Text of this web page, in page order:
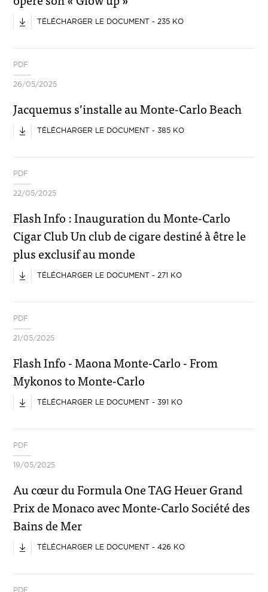
TÉLÉCHARGER LE DOCUMENT - 235 KO
PDF
26/05/2025
Jacquemus s’installe au Monte-Carlo Beach
TÉLÉCHARGER LE DOCUMENT - 385 KO
PDF
22/05/2025
Flash Info : Inauguration du Monte-Carlo
Cigar Club Un club de cigare destiné à être le
plus exclusif au monde
TÉLÉCHARGER LE DOCUMENT - 271 KO
PDF
21/05/2025
Flash Info - Maona Monte-Carlo - From
Mykonos to Monte-Carlo
TÉLÉCHARGER LE DOCUMENT - 391 KO
PDF
19/05/2025
Au cœur du Formula One TAG Heuer Grand
Prix de Monaco avec Monte-Carlo Société des
Bains de Mer
TÉLÉCHARGER LE DOCUMENT - 426 KO
PDF